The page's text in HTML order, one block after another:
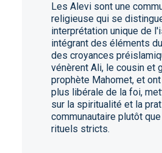
Les Alevi sont une
religieuse qui se
interprétation unique de
intégrant des éléments
des croyances
vénèrent Ali, le cousin et
prophète Mahomet, et
plus libérale de la foi,
sur la spiritualité et la
communautaire plutôt
rituels stricts.